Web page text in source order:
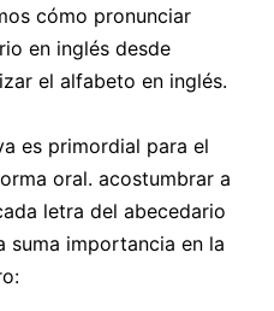
cómo pronunciar
en inglés desde
el alfabeto en inglés.
es primordial para el
oral. acostumbrar a
letra del abecedario
suma importancia en la